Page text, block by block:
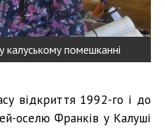
калуському помешканні
відкриття 1992-го і до
оселю Франків у Калуші